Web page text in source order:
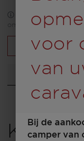
* Afbeeldingen
omvatten
Kies
voor
van
Bij de
camper van